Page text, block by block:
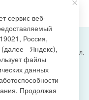
поселения Излучинск, ул.
Нижневартовский
округ-Югра
www.gp-izluchinsk.ru
сервис веб-
Россия,
- Яндекс),
файлы
данных
Продолжая